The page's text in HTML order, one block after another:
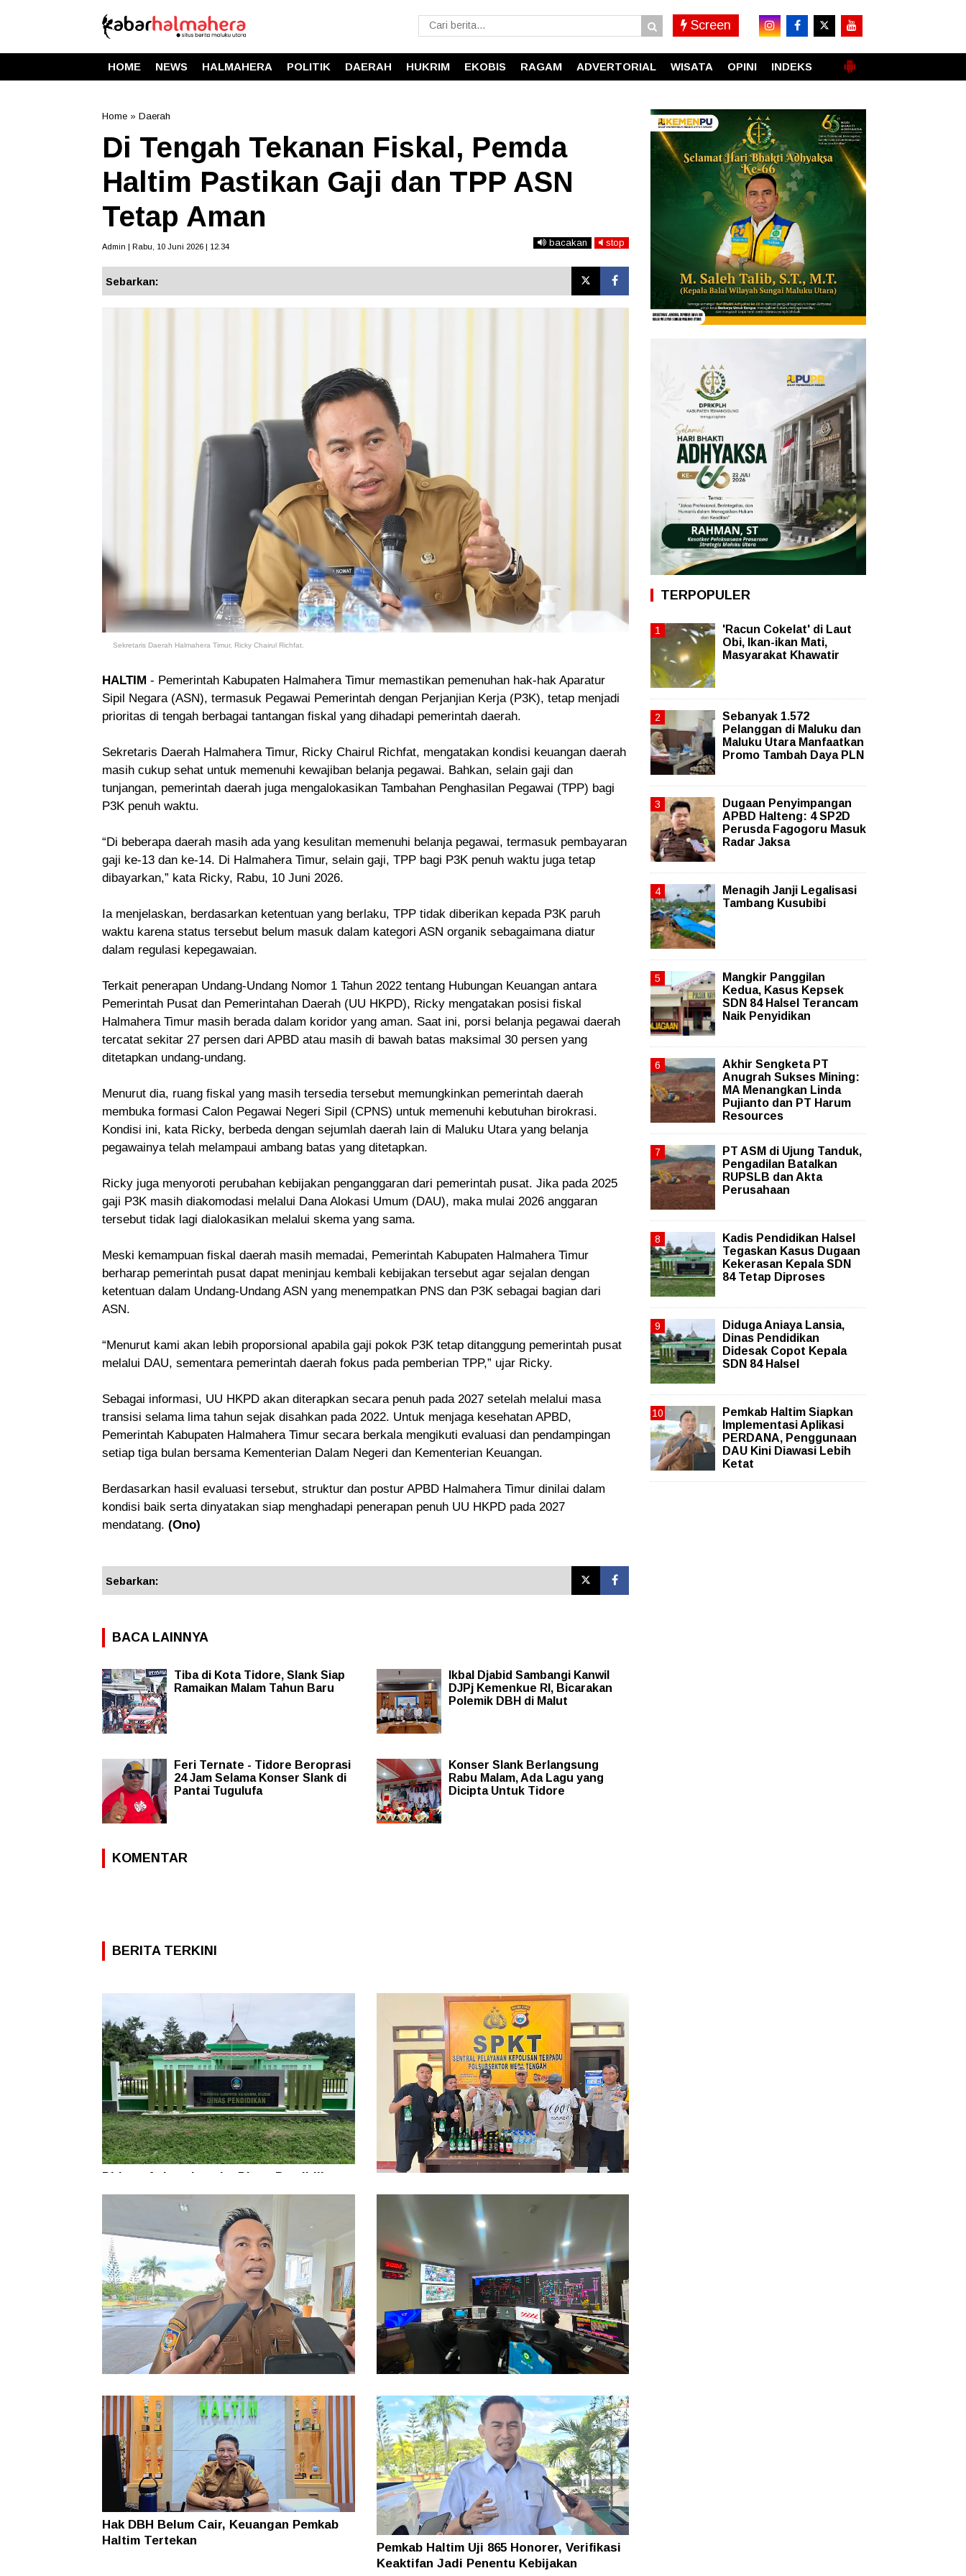
Screen
HOME NEWS HALMAHERA POLITIK DAERAH HUKRIM EKOBIS RAGAM ADVERTORIAL WISATA OPINI INDEKS
Home » Daerah
Di Tengah Tekanan Fiskal, Pemda
Haltim Pastikan Gaji dan TPP ASN
Tetap Aman
Admin | Rabu, 10 Juni 2026 | 12.34 bacakan stop
Sebarkan:
Sekretaris Daerah Halmahera Timur, Ricky Chairul Richfat.
HALTIM - Pemerintah Kabupaten Halmahera Timur memastikan pemenuhan hak-hak Aparatur
Sipil Negara (ASN), termasuk Pegawai Pemerintah dengan Perjanjian Kerja (P3K), tetap menjadi
prioritas di tengah berbagai tantangan fiskal yang dihadapi pemerintah daerah.
Sekretaris Daerah Halmahera Timur, Ricky Chairul Richfat, mengatakan kondisi keuangan daerah
masih cukup sehat untuk memenuhi kewajiban belanja pegawai. Bahkan, selain gaji dan
tunjangan, pemerintah daerah juga mengalokasikan Tambahan Penghasilan Pegawai (TPP) bagi
P3K penuh waktu.
“Di beberapa daerah masih ada yang kesulitan memenuhi belanja pegawai, termasuk pembayaran
gaji ke-13 dan ke-14. Di Halmahera Timur, selain gaji, TPP bagi P3K penuh waktu juga tetap
dibayarkan,” kata Ricky, Rabu, 10 Juni 2026.
Ia menjelaskan, berdasarkan ketentuan yang berlaku, TPP tidak diberikan kepada P3K paruh
waktu karena status tersebut belum masuk dalam kategori ASN organik sebagaimana diatur
dalam regulasi kepegawaian.
Terkait penerapan Undang-Undang Nomor 1 Tahun 2022 tentang Hubungan Keuangan antara
Pemerintah Pusat dan Pemerintahan Daerah (UU HKPD), Ricky mengatakan posisi fiskal
Halmahera Timur masih berada dalam koridor yang aman. Saat ini, porsi belanja pegawai daerah
tercatat sekitar 27 persen dari APBD atau masih di bawah batas maksimal 30 persen yang
ditetapkan undang-undang.
Menurut dia, ruang fiskal yang masih tersedia tersebut memungkinkan pemerintah daerah
membuka formasi Calon Pegawai Negeri Sipil (CPNS) untuk memenuhi kebutuhan birokrasi.
Kondisi ini, kata Ricky, berbeda dengan sejumlah daerah lain di Maluku Utara yang belanja
pegawainya telah melampaui ambang batas yang ditetapkan.
Ricky juga menyoroti perubahan kebijakan penganggaran dari pemerintah pusat. Jika pada 2025
gaji P3K masih diakomodasi melalui Dana Alokasi Umum (DAU), maka mulai 2026 anggaran
tersebut tidak lagi dialokasikan melalui skema yang sama.
Meski kemampuan fiskal daerah masih memadai, Pemerintah Kabupaten Halmahera Timur
berharap pemerintah pusat dapat meninjau kembali kebijakan tersebut agar sejalan dengan
ketentuan dalam Undang-Undang ASN yang menempatkan PNS dan P3K sebagai bagian dari
ASN.
“Menurut kami akan lebih proporsional apabila gaji pokok P3K tetap ditanggung pemerintah pusat
melalui DAU, sementara pemerintah daerah fokus pada pemberian TPP,” ujar Ricky.
Sebagai informasi, UU HKPD akan diterapkan secara penuh pada 2027 setelah melalui masa
transisi selama lima tahun sejak disahkan pada 2022. Untuk menjaga kesehatan APBD,
Pemerintah Kabupaten Halmahera Timur secara berkala mengikuti evaluasi dan pendampingan
setiap tiga bulan bersama Kementerian Dalam Negeri dan Kementerian Keuangan.
Berdasarkan hasil evaluasi tersebut, struktur dan postur APBD Halmahera Timur dinilai dalam
kondisi baik serta dinyatakan siap menghadapi penerapan penuh UU HKPD pada 2027
mendatang. (Ono)
Sebarkan:
BACA LAINNYA
Tiba di Kota Tidore, Slank Siap
Ramaikan Malam Tahun Baru
Ikbal Djabid Sambangi Kanwil
DJPj Kemenkue RI, Bicarakan
Polemik DBH di Malut
Feri Ternate - Tidore Beroprasi
24 Jam Selama Konser Slank di
Pantai Tugulufa
Konser Slank Berlangsung
Rabu Malam, Ada Lagu yang
Dicipta Untuk Tidore
KOMENTAR
BERITA TERKINI
Diduga Aniaya Lansia, Dinas Pendidikan
Didesak Copot Kepala SDN 84 Halsel
Polsubsektor Weda Tengah Sita Puluhan
Botol Miras Ilegal di Lelilef Waibulen
Pemkab Haltim Siapkan Implementasi
Aplikasi PERDANA, Penggunaan DAU Kini
Diawasi Lebih Ketat
Kebutuhan Energi Meningkat, Penjualan
Listrik PLN UIW MMU Tumbuh 12,65
Persen di Semester I 2026
Hak DBH Belum Cair, Keuangan Pemkab
Haltim Tertekan
Pemkab Haltim Uji 865 Honorer, Verifikasi
Keaktifan Jadi Penentu Kebijakan
TERPOPULER
'Racun Cokelat' di Laut
Obi, Ikan-ikan Mati,
Masyarakat Khawatir
Sebanyak 1.572
Pelanggan di Maluku dan
Maluku Utara Manfaatkan
Promo Tambah Daya PLN
Dugaan Penyimpangan
APBD Halteng: 4 SP2D
Perusda Fagogoru Masuk
Radar Jaksa
Menagih Janji Legalisasi
Tambang Kusubibi
Mangkir Panggilan
Kedua, Kasus Kepsek
SDN 84 Halsel Terancam
Naik Penyidikan
Akhir Sengketa PT
Anugrah Sukses Mining:
MA Menangkan Linda
Pujianto dan PT Harum
Resources
PT ASM di Ujung Tanduk,
Pengadilan Batalkan
RUPSLB dan Akta
Perusahaan
Kadis Pendidikan Halsel
Tegaskan Kasus Dugaan
Kekerasan Kepala SDN
84 Tetap Diproses
Diduga Aniaya Lansia,
Dinas Pendidikan
Didesak Copot Kepala
SDN 84 Halsel
Pemkab Haltim Siapkan
Implementasi Aplikasi
PERDANA, Penggunaan
DAU Kini Diawasi Lebih
Ketat